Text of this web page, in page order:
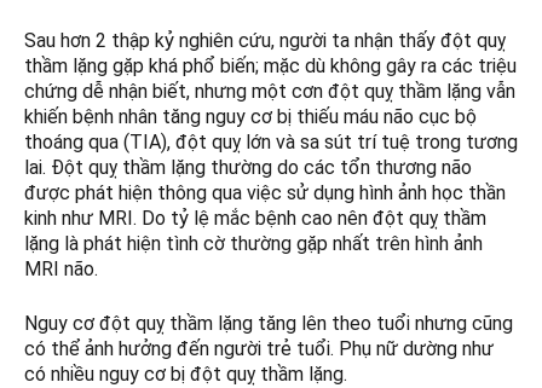
Sau hơn 2 thập kỷ nghiên cứu, người ta nhận thấy đột quỵ
thầm lặng gặp khá phổ biến; mặc dù không gây ra các triệu
chứng dễ nhận biết, nhưng một cơn đột quỵ thầm lặng vẫn
khiến bệnh nhân tăng nguy cơ bị thiếu máu não cục bộ
thoáng qua (TIA), đột quỵ lớn và sa sút trí tuệ trong tương
lai. Đột quỵ thầm lặng thường do các tổn thương não
được phát hiện thông qua việc sử dụng hình ảnh học thần
kinh như MRI. Do tỷ lệ mắc bệnh cao nên đột quỵ thầm
lặng là phát hiện tình cờ thường gặp nhất trên hình ảnh
MRI não.
Nguy cơ đột quỵ thầm lặng tăng lên theo tuổi nhưng cũng
có thể ảnh hưởng đến người trẻ tuổi. Phụ nữ dường như
có nhiều nguy cơ bị đột quỵ thầm lặng.